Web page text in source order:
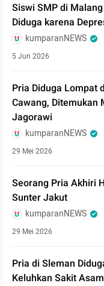
Siswi SMP di
Diduga karena
kumparanNEWS
5 Jun 2026
Pria Diduga Lompat
Cawang, Ditemukan
Jagorawi
kumparanNEWS
29 Mei 2026
Seorang Pria Akhiri
Sunter Jakut
kumparanNEWS
29 Mei 2026
Pria di Sleman
Keluhkan Sakit